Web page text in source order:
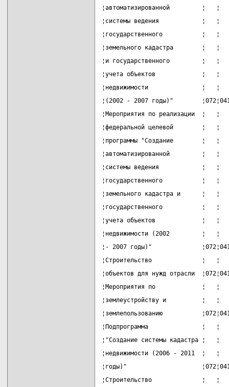
¦автоматизированной
¦системы ведения            ¦
¦государственного
¦земельного кадастра
¦и государственного
¦учета объектов             ¦
¦недвижимости               ¦
¦(2002 - 2007 годы)"
¦Мероприятия по
¦федеральной целевой
¦программы "Создание
¦автоматизированной
¦системы ведения            ¦
¦государственного
¦земельного кадастра и
¦государственного
¦учета объектов             ¦
¦недвижимости (2002
¦- 2007 годы)"
¦Строительство              ¦
¦объектов для нужд отрасли
¦Мероприятия по             ¦
¦землеустройству и
¦землепользованию
¦Подпрограмма               ¦
¦"Создание системы
¦недвижимости (2006 - 2011
¦годы)"
¦Строительство              ¦